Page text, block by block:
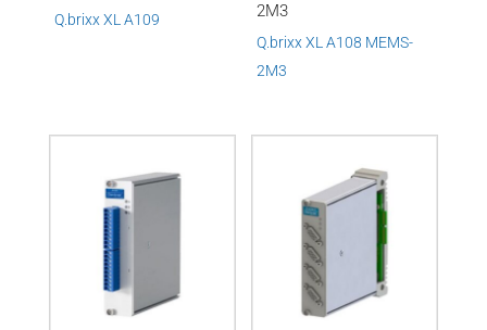
Q.brixx XL A109
2M3
Q.brixx XL A108 MEMS-
2M3